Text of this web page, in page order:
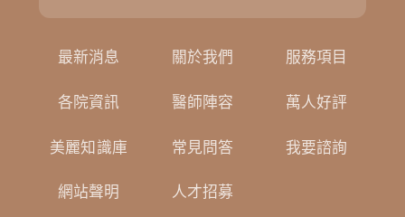
最新消息 關於我們 服務項目
各院資訊 醫師陣容 萬人好評
美麗知識庫 常見問答 我要諮詢
網站聲明 人才招募